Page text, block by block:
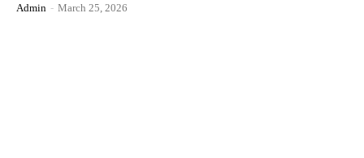
Admin - March 25, 2026